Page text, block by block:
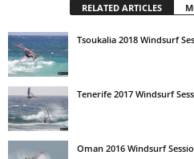
RELATED ARTICLES
Tsoukalia 2018 Windsurf
Tenerife 2017 Windsurf
Oman 2016 Windsurf